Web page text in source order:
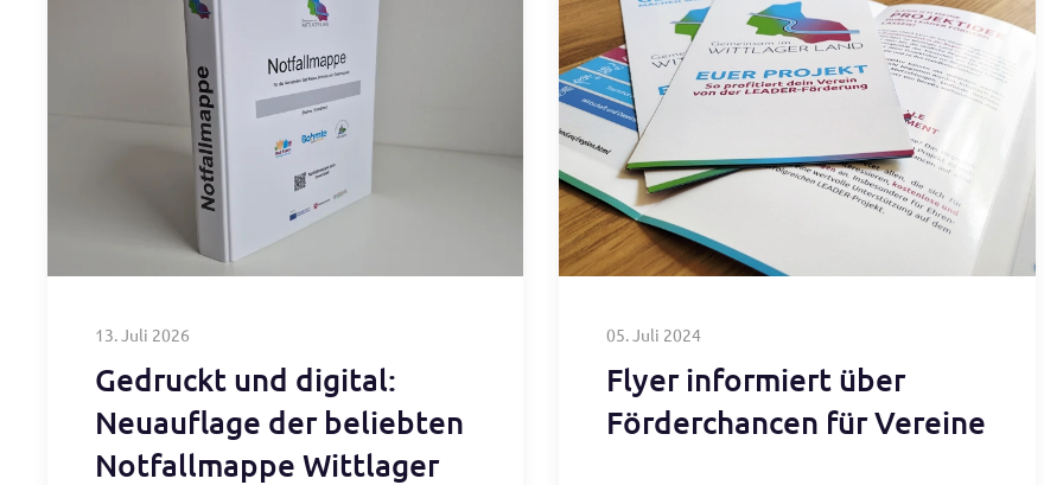
13. Juli 2026
Gedruckt und digital:
Neuauflage der beliebten
Notfallmappe Wittlager
05. Juli 2024
Flyer informiert über
Förderchancen für Vereine